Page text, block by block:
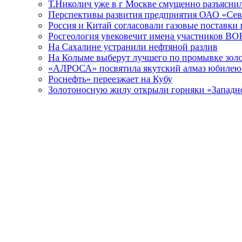
Т.Николич уже в г Москве смущенно
Перспективы развития предприятия ОАО
Россия и Китай согласовали газовые поставки
Росгеология увековечит имена участников
На Сахалине устранили нефтяной разлив
На Колыме выберут лучшего по промывке
«АЛРОСА» посвятила якутский алмаз
Роснефть» переезжает на Кубу
Золотоносную жилу открыли горняки